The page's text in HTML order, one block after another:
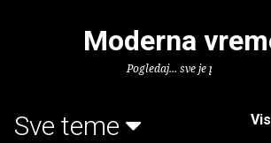
Moderna
Pogledaj... sve je puno knjiga.
Sve teme